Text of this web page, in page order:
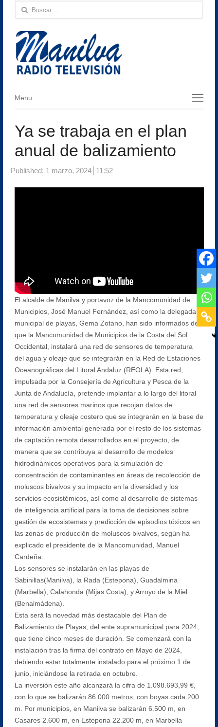
Buscar:
Menu
Menu
Ya se trabaja en el plan
anual de balizamiento
Published: 1 marzo, 2024 11:52
El alcalde de Manilva y portavoz de la Mancomunidad de
Municipios, José Manuel Fernández, así como la delegada
municipal de playas, Gema Zotano, han sido informados de
que la Mancomunidad de Municipios de la Costa del Sol
Occidental, instalará una red de sensores de temperatura
del agua y oleaje que se integrarán en la Red de Estaciones
Oceanográficas del Litoral Andaluz (REOLA). Esta red,
impulsada por la Consejería de Agricultura y Pesca de la
Junta de Andalucía, pretende implantar a lo largo del litoral
una red de sensores marinos que recojan datos de
temperatura y oleaje costero que se integrarán en la base de
información ambiental generada por el resto de los sistemas
de captación remota desarrollados en el proyecto, de
manera que se contribuya al desarrollo de modelos
hidrodinámicos operativos para la simulación de
concentración de contaminantes en áreas de recolección de
moluscos bivalvos y su impacto en la diversidad y los
servicios ecosistémicos, así como al desarrollo de sistemas
de inteligencia artificial para la toma de decisiones sobre
gestión de ecosistemas y predicción de episodios tóxicos en
las zonas de producción de moluscos bivalvos, según ha
explicado el presidente de la Mancomunidad, Manuel
Cardeña.
Los sensores se instalarán en las playas de
Sabinillas(Manilva), la Rada (Estepona), Guadalmina
(Marbella), Calahonda (Mijas Costa), y Arroyo de la Miel
(Benalmádena).
Esta será la novedad más destacable del Plan de
Balizamiento de Playas, del ente supramunicipal para 2024,
que tiene cinco meses de duración. Se comenzará con la
instalación tras la firma del contrato en Mayo de 2024,
debiendo estar totalmente instalado para el próximo 1 de
junio, iniciándose la retirada en octubre.
La inversión este año alcanzará la cifra de 1.098.693,99 €,
con lo que se balizarán 86.000 metros, con boyas cada 200
m. Por municipios, en Manilva se balizarán 6.500 m, en
Casares 2.600 m, en Estepona 22.200 m, en Marbella